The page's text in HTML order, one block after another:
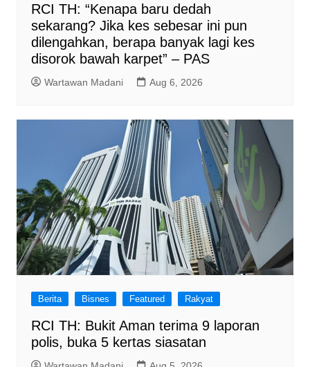
RCI TH: “Kenapa baru dedah
sekarang? Jika kes sebesar ini pun
dilengahkan, berapa banyak lagi kes
disorok bawah karpet” – PAS
Wartawan Madani Aug 6, 2026
Berita Bisnes Featured Rakyat
RCI TH: Bukit Aman terima 9 laporan
polis, buka 5 kertas siasatan